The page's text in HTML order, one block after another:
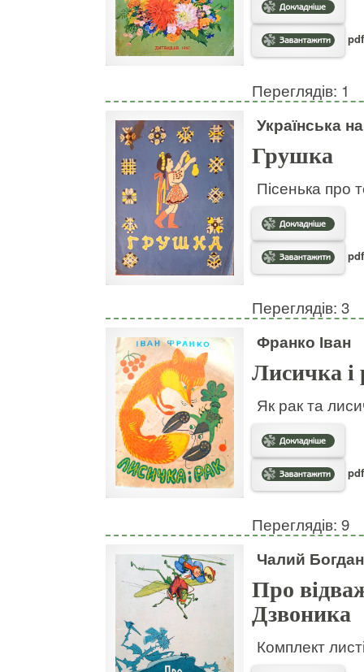
Переглядів: 1
Українська
Грушка
Пісенька про
Переглядів: 3
Франко Іван
Лисичка і
Як рак та
Переглядів: 9
Чалий
Про
Дзвоника
Комплект